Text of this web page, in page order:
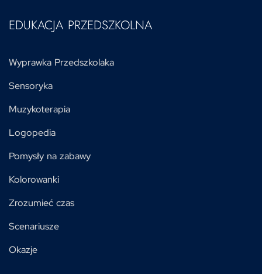
EDUKACJA PRZEDSZKOLNA
Wyprawka Przedszkolaka
Sensoryka
Muzykoterapia
Logopedia
Pomysły na zabawy
Kolorowanki
Zrozumieć czas
Scenariusze
Okazje